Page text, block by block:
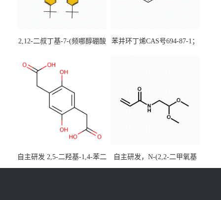
2,12-二叔丁基-7-(频哪醇硼酸
[3,2,1-de]蒽CAS号2648896-
装，实验室现货直发
苯并环丁烯CAS号694-87-1；
自主研发 2,5-二羟基-1,4-苯二
乙酸CAS号5488-16-4；公斤
自主研发，N-(2,2-二甲氧基
乙基)丙烯酰胺CAS号49707-